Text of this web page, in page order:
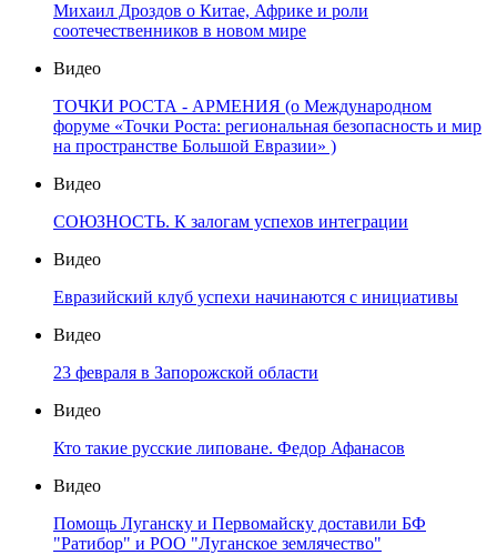
Михаил Дроздов о Китае, Африке и роли
соотечественников в новом мире
Видео
ТОЧКИ РОСТА - АРМЕНИЯ (о Международном
форуме «Точки Роста: региональная безопасность и мир
на пространстве Большой Евразии» )
Видео
СОЮЗНОСТЬ. К залогам успехов интеграции
Видео
Евразийский клуб успехи начинаются с инициативы
Видео
23 февраля в Запорожской области
Видео
Кто такие русские липоване. Федор Афанасов
Видео
Помощь Луганску и Первомайску доставили БФ
"Ратибор" и РОО "Луганское землячество"